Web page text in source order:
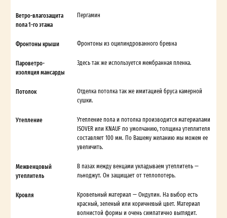
Ветро-влагозащита
пола 1-го этажа
Пергамин
Фронтоны крыши Фронтоны из оцилиндрованного бревна
Пароветро-
изоляция мансарды
Здесь так же используется мембранная пленка.
Потолок
Отделка потолка так же имитацией бруса камерной
сушки.
Утепление
Утепление пола и потолка производится материалами
ISOVER или KNAUF по умолчанию, толщина утеплителя
составляет 100 мм. По Вашему желанию мы можем ее
увеличить.
Межвенцовый
утеплитель
В пазах между венцами укладываем утеплитель —
льноджут. Он защищает от теплопотерь.
Кровля
Кровельный материал — Ондулин. На выбор есть
красный, зеленый или коричневый цвет. Материал
волнистой формы и очень симпатично выглядит.